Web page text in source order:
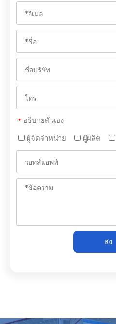
* อธิบายตัวเอง
ผู้จัดจำหน่าย
ผู้ผลิต
ส่ง